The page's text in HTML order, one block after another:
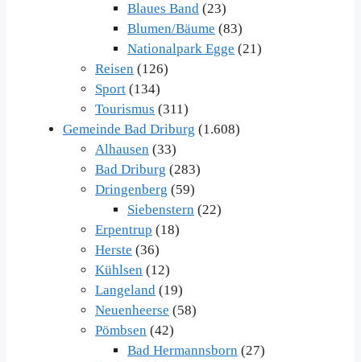
Blaues Band (23)
Blumen/Bäume (83)
Nationalpark Egge (21)
Reisen (126)
Sport (134)
Tourismus (311)
Gemeinde Bad Driburg (1.608)
Alhausen (33)
Bad Driburg (283)
Dringenberg (59)
Siebenstern (22)
Erpentrup (18)
Herste (36)
Kühlsen (12)
Langeland (19)
Neuenheerse (58)
Pömbsen (42)
Bad Hermannsborn (27)